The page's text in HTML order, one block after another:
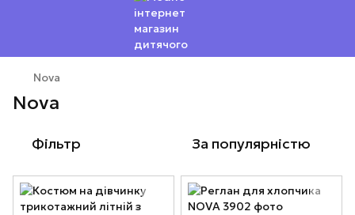
Nova
Nova
Фільтр За популярністю